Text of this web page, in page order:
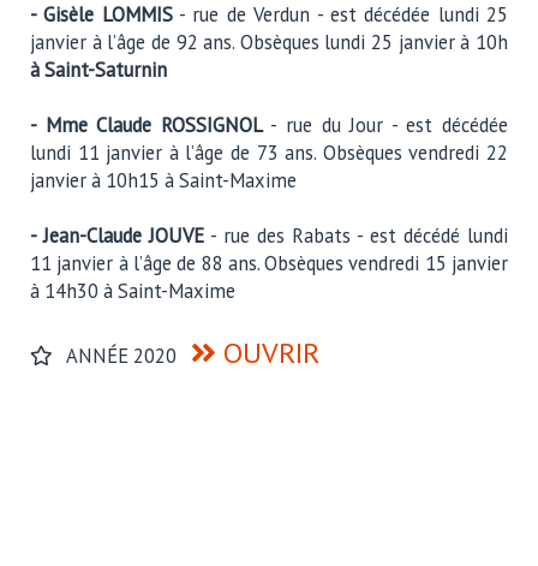
- Gisèle LOMMIS- rue de Verdun - est décédée lundi 25
janvier à l’âge de 92 ans. Obsèques lundi 25 janvier à 10h
à Saint-Saturnin
- Mme Claude ROSSIGNOL- rue du Jour - est décédée
lundi 11 janvier à l’âge de 73 ans. Obsèques vendredi 22
janvier à 10h15 à Saint-Maxime
- Jean-Claude JOUVE - rue des Rabats - est décédé lundi
11 janvier à l’âge de 88 ans. Obsèques vendredi 15 janvier
à 14h30 à Saint-Maxime
ANNÉE 2020 OUVRIR